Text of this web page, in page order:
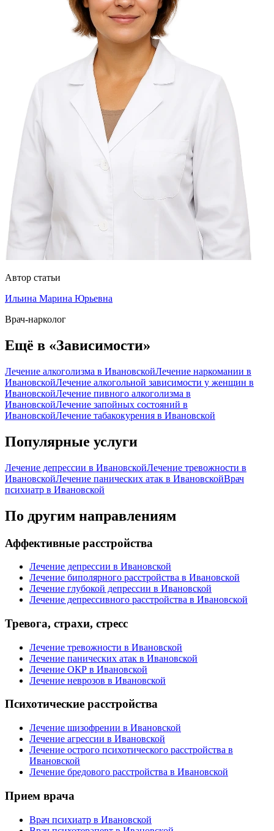
Автор статьи
Ильина Марина Юрьевна
Врач-нарколог
Ещё в «Зависимости»
Лечение алкоголизма в ИвановскойЛечение наркомании в
ИвановскойЛечение алкогольной зависимости у женщин в
ИвановскойЛечение пивного алкоголизма в
ИвановскойЛечение запойных состояний в
ИвановскойЛечение табакокурения в Ивановской
Популярные услуги
Лечение депрессии в ИвановскойЛечение тревожности в
ИвановскойЛечение панических атак в ИвановскойВрач
психиатр в Ивановской
По другим направлениям
Аффективные расстройства
Лечение депрессии в Ивановской
Лечение биполярного расстройства в Ивановской
Лечение глубокой депрессии в Ивановской
Лечение депрессивного расстройства в Ивановской
Тревога, страхи, стресс
Лечение тревожности в Ивановской
Лечение панических атак в Ивановской
Лечение ОКР в Ивановской
Лечение неврозов в Ивановской
Психотические расстройства
Лечение шизофрении в Ивановской
Лечение агрессии в Ивановской
Лечение острого психотического расстройства в
Ивановской
Лечение бредового расстройства в Ивановской
Прием врача
Врач психиатр в Ивановской